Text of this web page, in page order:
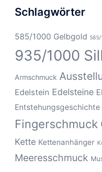
Schlagwörter
585/1000 Gelbgold
935/1000
Armschmuck
Edelstein Edelsteine
Entstehungsgeschichte
Fingerschmuck
Kette Kettenanhänger
Meeresschmuck